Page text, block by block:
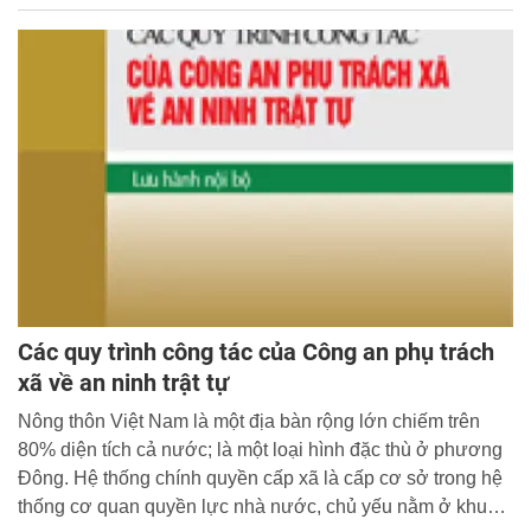
Các quy trình công tác của Công an phụ trách
xã về an ninh trật tự
Nông thôn Việt Nam là một địa bàn rộng lớn chiếm trên
80% diện tích cả nước; là một loại hình đặc thù ở phương
Đông. Hệ thống chính quyền cấp xã là cấp cơ sở trong hệ
thống cơ quan quyền lực nhà nước, chủ yếu nằm ở khu